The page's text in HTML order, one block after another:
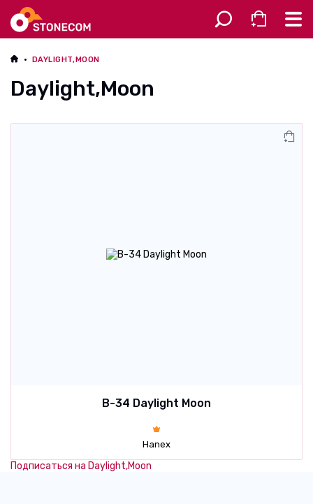
DAYLIGHT,MOON
Daylight,Moon
B-34 Daylight Moon
Hanex
Подписаться на Daylight,Moon